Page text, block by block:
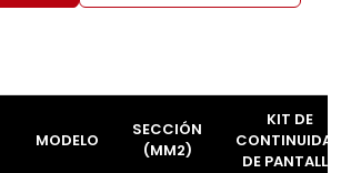
MODELO
SECCIÓN
(MM2)
KIT DE
DE PANTALLA